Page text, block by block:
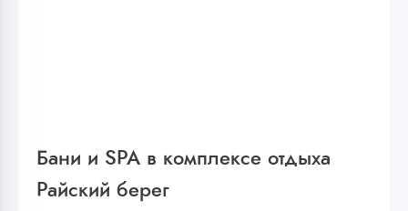
Бани и SPA в комплексе отдыха
Райский берег